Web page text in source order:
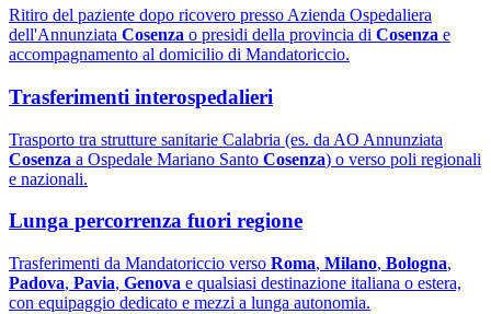
Ritiro del paziente dopo ricovero presso Azienda Ospedaliera
dell'Annunziata Cosenza o presidi della provincia di Cosenza e
accompagnamento al domicilio di Mandatoriccio.
Trasferimenti interospedalieri
Trasporto tra strutture sanitarie Calabria (es. da AO Annunziata
Cosenza a Ospedale Mariano Santo Cosenza) o verso poli regionali
e nazionali.
Lunga percorrenza fuori regione
Trasferimenti da Mandatoriccio verso Roma, Milano, Bologna,
Padova, Pavia, Genova e qualsiasi destinazione italiana o estera,
con equipaggio dedicato e mezzi a lunga autonomia.